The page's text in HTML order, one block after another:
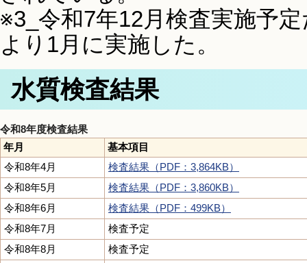
※3_令和7年12月検査実施予
より1月に実施した。
水質検査結果
令和8年度検査結果
年月
基本項目
令和8年4月
検査結果（PDF：3,864KB）
令和8年5月
検査結果（PDF：3,860KB）
令和8年6月
検査結果（PDF：499KB）
令和8年7月
検査予定
令和8年8月
検査予定